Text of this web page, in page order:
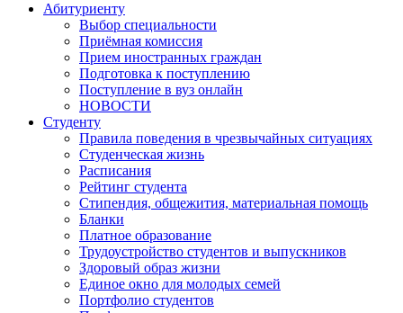
Абитуриенту
Выбор специальности
Приёмная комиссия
Прием иностранных граждан
Подготовка к поступлению
Поступление в вуз онлайн
НОВОСТИ
Студенту
Правила поведения в чрезвычайных ситуациях
Студенческая жизнь
Расписания
Рейтинг студента
Стипендия, общежития, материальная помощь
Бланки
Платное образование
Трудоустройство студентов и выпускников
Здоровый образ жизни
Единое окно для молодых семей
Портфолио студентов